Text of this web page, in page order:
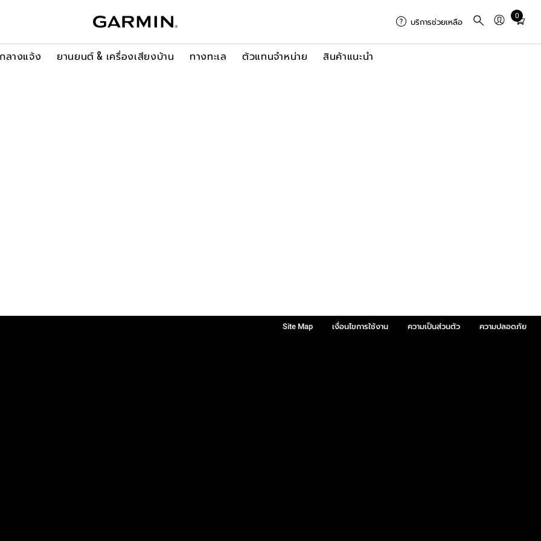
ลางแจ้ง ยานยนต์ & เครื่องเสียงบ้าน ทางทะเล ตัวแทนจำหน่าย สินค้าแนะนำ
บริการช่วยเหลือ
0
Total
in
Site Map เงื่อนไขการใช้งาน ความเป็นส่วนตัว
ความปลอดภัย